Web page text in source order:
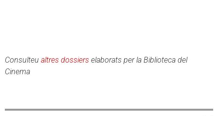
Consulteu altres dossiers elaborats per la Biblioteca del
Cinema